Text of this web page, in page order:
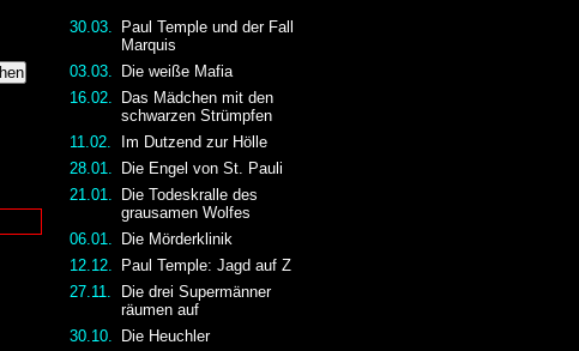
30.03.
Paul Temple und der Fall
Marquis
03.03.
Die weiße Mafia
16.02.
Das Mädchen mit den
schwarzen Strümpfen
11.02.
Im Dutzend zur Hölle
28.01.
Die Engel von St. Pauli
21.01.
Die Todeskralle des
grausamen Wolfes
06.01.
Die Mörderklinik
12.12.
Paul Temple: Jagd auf Z
27.11.
Die drei Supermänner
räumen auf
30.10.
Die Heuchler